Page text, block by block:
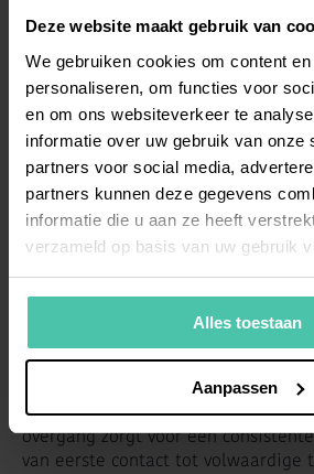
Deze website maakt gebruik van
We gebruiken cookies om content
personaliseren, om functies voor
en om ons websiteverkeer te
informatie over uw gebruik van onze
partners voor social media,
partners kunnen deze gegevens
informatie die u aan ze heeft
verzameld op basis van uw gebruik
Alles toestaan
Aanpassen
terwijl recruitment de tactische
talentacquisitie verzorgt voor
De samenwerking begint bij
personeelsplanning, waarbij HR de
personeelsbehoeften in kaart
wordt gedeeld met recruitment
pipelines op te bouwen. HR zorgt
functieprofielen,
organisatiecultuur-informatie die
voor effectieve kandidaat-matching.
Tijdens het recruitmentproces
arbeidsrecht en diversiteitsbeleid.
HR het over voor onboarding,
verdere personeelsontwikkeling.
overgang zorgt voor een
van eerste contact tot volwaardige